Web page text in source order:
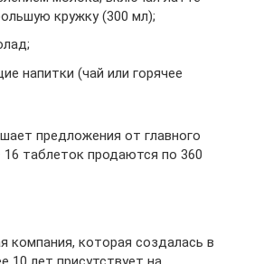
кружку (300 мл);
напитки (чай или горячее
предложения от главного
16 таблеток продаются по 360
компания, которая создалась в